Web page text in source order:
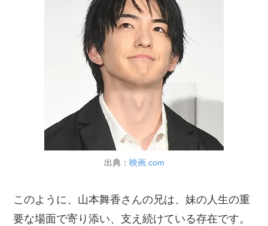
出典： 映画.com
このように、山本舞香さんの兄は、妹の人生の重
要な場面で寄り添い、支え続けている存在です。